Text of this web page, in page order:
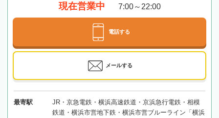
現在営業中 7:00～22:00
電話する
メールする
最寄駅
JR・京急電鉄・横浜高速鉄道・京浜急行電鉄・相模
鉄道・横浜市営地下鉄・横浜市営ブルーライン「横浜